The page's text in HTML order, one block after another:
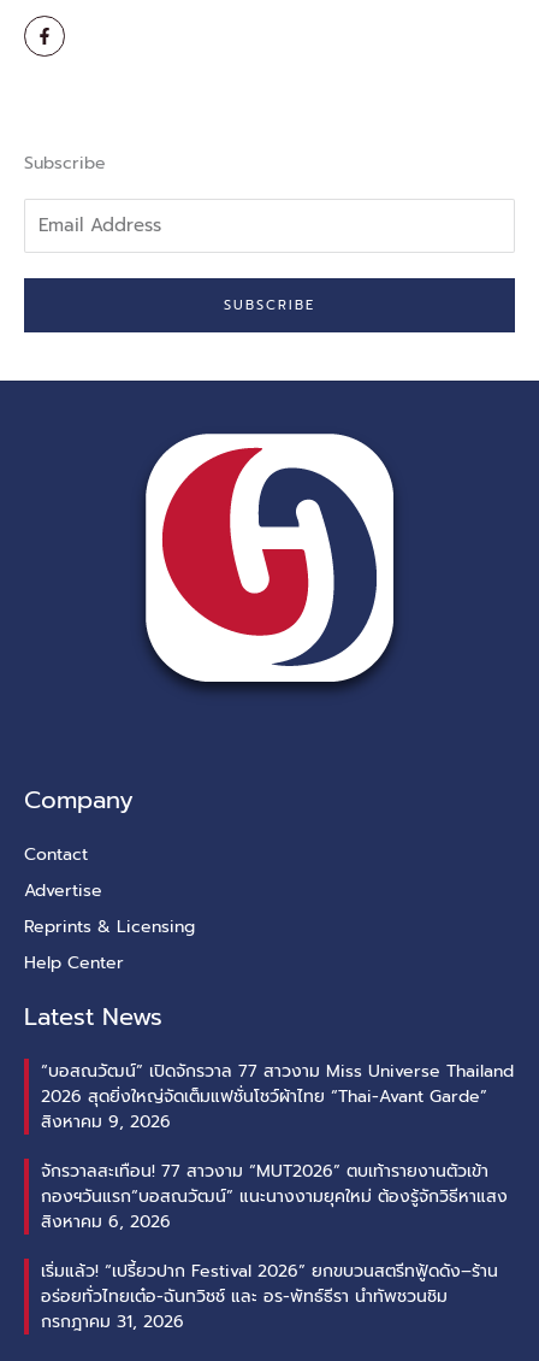
F
a
c
-
f
Subscribe
Address
SUBSCRIBE
Company
Contact
Advertise
Reprints & Licensing
Help Center
Latest News
“บอสณวัฒน์” เปิดจักรวาล 77 สาวงาม Miss Universe Thailand
2026 สุดยิ่งใหญ่จัดเต็มแฟชั่นโชว์ผ้าไทย “Thai-Avant Garde”
สิงหาคม 9, 2026
จักรวาลสะเทือน! 77 สาวงาม “MUT2026” ตบเท้ารายงานตัวเข้า
กองฯวันแรก“บอสณวัฒน์” แนะนางงามยุคใหม่ ต้องรู้จักวิธีหาแสง
สิงหาคม 6, 2026
เริ่มแล้ว! “เปรี้ยวปาก Festival 2026” ยกขบวนสตรีทฟู้ดดัง–ร้าน
อร่อยทั่วไทยเต๋อ-ฉันทวิชช์ และ อร-พัทธ์ธีรา นำทัพชวนชิม
กรกฎาคม 31, 2026